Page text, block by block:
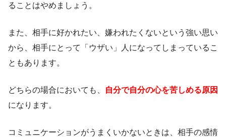
ることはやめましょう。
また、相手に好かれたい、嫌われたくないという強い思い
から、相手にとって「ウザい」人になってしまっているこ
ともあります。
どちらの場合においても、
自分で自分の心を苦しめる原因
になります。
コミュニケーションがうまくいかないときは、相手の感情